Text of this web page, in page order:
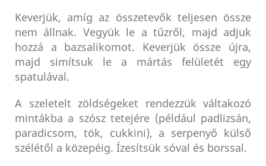
Keverjük, amíg az összetevők teljesen össze
nem állnak. Vegyük le a tűzről, majd adjuk
hozzá a bazsalikomot. Keverjük össze újra,
majd simítsuk le a mártás felületét egy
spatulával.
A szeletelt zöldségeket rendezzük váltakozó
mintákba a szósz tetejére (például padlizsán,
paradicsom, tök, cukkini), a serpenyő külső
szélétől a közepéig. Ízesítsük sóval és borssal.